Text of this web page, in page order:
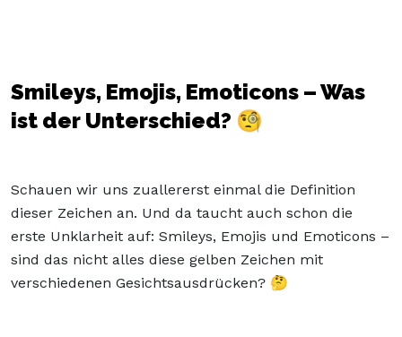
Smileys, Emojis, Emoticons – Was
ist der Unterschied? 🧐
Schauen wir uns zuallererst einmal die Definition
dieser Zeichen an. Und da taucht auch schon die
erste Unklarheit auf: Smileys, Emojis und Emoticons –
sind das nicht alles diese gelben Zeichen mit
verschiedenen Gesichtsausdrücken? 🤔